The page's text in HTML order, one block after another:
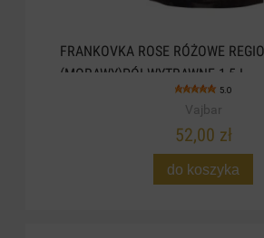
FRANKOVKA ROSE RÓŻOWE
(MORAWY)PÓŁWYTRAWNE 1,5 L
5.0
Vajbar
52,00 zł
do koszyka